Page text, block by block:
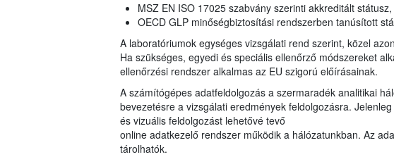
MSZ EN ISO 17025 szabvány szerinti akkreditált státusz,
OECD GLP minőségbiztosítási rendszerben tanúsított
A laboratóriumok egységes vizsgálati rend szerint, közel
Ha szükséges, egyedi és speciális ellenőrző módszereket
ellenőrzési rendszer alkalmas az EU szigorú előírásainak.
A számítógépes adatfeldolgozás a szermaradék analitikai
bevezetésre a vizsgálati eredmények feldolgozásra.
és vizuális feldolgozást lehetővé tevő
online adatkezelő rendszer működik a hálózatunkban. Az
tárolhatók.